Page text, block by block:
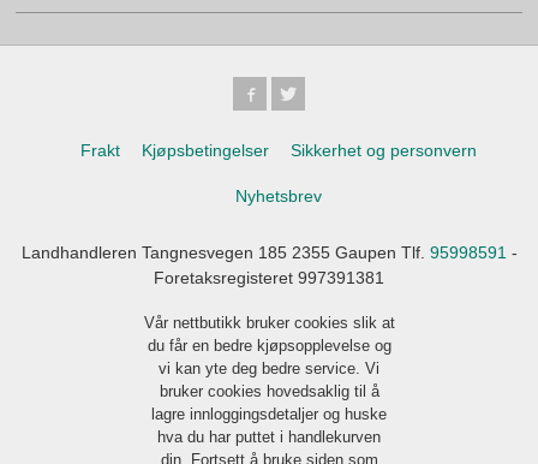
Frakt Kjøpsbetingelser Sikkerhet og personvern
Nyhetsbrev
Landhandleren Tangnesvegen 185 2355 Gaupen Tlf. 95998591 -
Foretaksregisteret 997391381
Vår nettbutikk bruker cookies slik at
du får en bedre kjøpsopplevelse og
vi kan yte deg bedre service. Vi
bruker cookies hovedsaklig til å
lagre innloggingsdetaljer og huske
hva du har puttet i handlekurven
din. Fortsett å bruke siden som